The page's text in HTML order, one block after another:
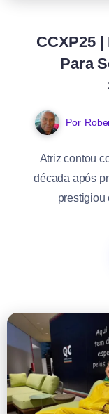
CCXP25
Para
Por
Atriz contou
década após
prestigiou